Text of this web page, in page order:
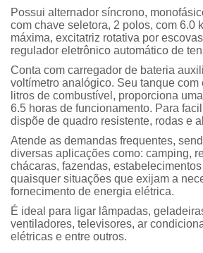
Possui alternador síncrono,
com chave seletora, 2 polos, com 6.0
máxima, excitatriz rotativa por
regulador eletrônico automático de
Conta com carregador de bateria
voltímetro analógico. Seu tanque
litros de combustível, proporciona
6.5 horas de funcionamento. Para
dispõe de quadro resistente, rodas e
Atende as demandas frequentes,
diversas aplicações como: camping,
chácaras, fazendas,
quaisquer situações que exijam a
fornecimento de energia elétrica.
É ideal para ligar lâmpadas,
ventiladores, televisores, ar
elétricas e entre outros.